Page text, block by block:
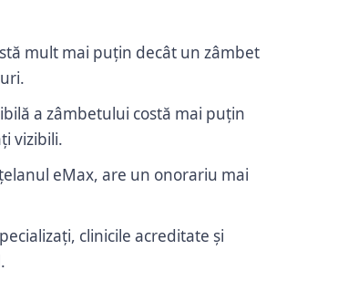
mult mai puțin decât un zâmbet
a zâmbetului costă mai puțin
vizibili.
eMax, are un onorariu mai
clinicile acreditate și